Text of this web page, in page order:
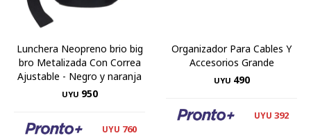
Lunchera Neopreno brio big
bro Metalizada Con Correa
Ajustable - Negro y naranja
UYU 950
UYU 760
Organizador Para Cables Y
Accesorios Grande
UYU 490
UYU 392